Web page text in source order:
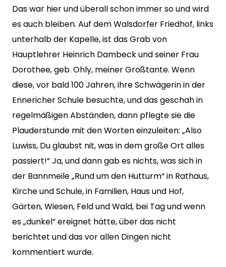
Das war hier und überall schon immer so und wird
es auch bleiben. Auf dem Walsdorfer Friedhof, links
unterhalb der Kapelle, ist das Grab von
Hauptlehrer Heinrich Dambeck und seiner Frau
Dorothee, geb. Ohly, meiner Großtante. Wenn
diese, vor bald 100 Jahren, ihre Schwägerin in der
Ennericher Schule besuchte, und das geschah in
regelmäßigen Abständen, dann pflegte sie die
Plauderstunde mit den Worten einzuleiten: „Also
Luwiss, Du glaubst nit, was in dem große Ort alles
passiert!“ Ja, und dann gab es nichts, was sich in
der Bannmeile „Rund um den Hutturm“ in Rathaus,
Kirche und Schule, in Familien, Haus und Hof,
Gärten, Wiesen, Feld und Wald, bei Tag und wenn
es „dunkel“ ereignet hätte, über das nicht
berichtet und das vor allen Dingen nicht
kommentiert wurde.